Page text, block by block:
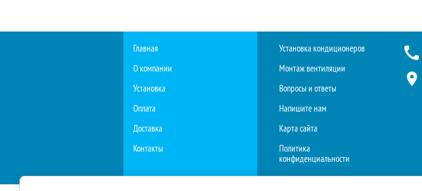
Главная
О компании
Установка
Оплата
Доставка
Контакты
Установка кондиционеров
Монтаж вентиляции
Вопросы и ответы
Напишите нам
Карта сайта
Политика
конфиденциальности